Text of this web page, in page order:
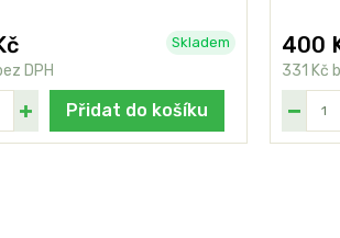
DPH
Skladem
Přidat do košíku
400
331 Kč